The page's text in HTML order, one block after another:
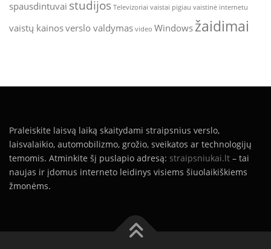
spausdintuvai studijos Televizoriai vaistai pigiau vaistinė internetu
vaistų kainosverslo valdymas video Windowsžaidimai
Praleiskite laisvą laiką skaitydami straipsnius verslo,
laisvalaikio, automobilizmo, grožio, sveikatos ar technologijų
temomis. Atminkite šį puslapio adresą: straipsniukai.lt – tai
naujas ir įdomus interneto leidinys visiems šiuolaikiškiems
žmonėms.